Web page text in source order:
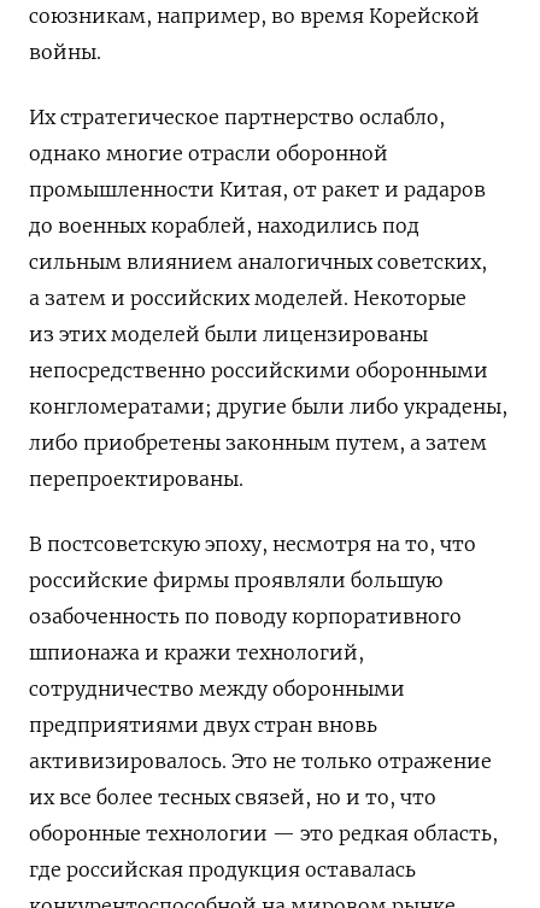
союзникам, например, во время Корейской
войны.
Их стратегическое партнерство ослабло,
однако многие отрасли оборонной
промышленности Китая, от ракет и радаров
до военных кораблей, находились под
сильным влиянием аналогичных советских,
а затем и российских моделей. Некоторые
из этих моделей были лицензированы
непосредственно российскими оборонными
конгломератами; другие были либо украдены,
либо приобретены законным путем, а затем
перепроектированы.
В постсоветскую эпоху, несмотря на то, что
российские фирмы проявляли большую
озабоченность по поводу корпоративного
шпионажа и кражи технологий,
сотрудничество между оборонными
предприятиями двух стран вновь
активизировалось. Это не только отражение
их все более тесных связей, но и то, что
оборонные технологии — это редкая область,
где российская продукция оставалась